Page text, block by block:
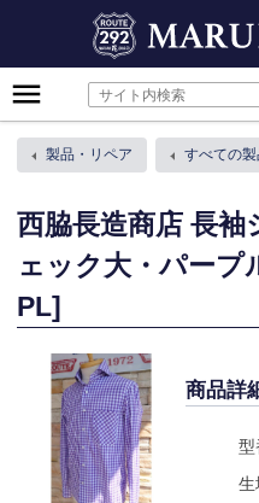
MARUNI-JEANS
Primary
Menu
製品・リペア すべての製
西脇長造商店 長
ェック大・パープ
PL]
商品詳
型
生